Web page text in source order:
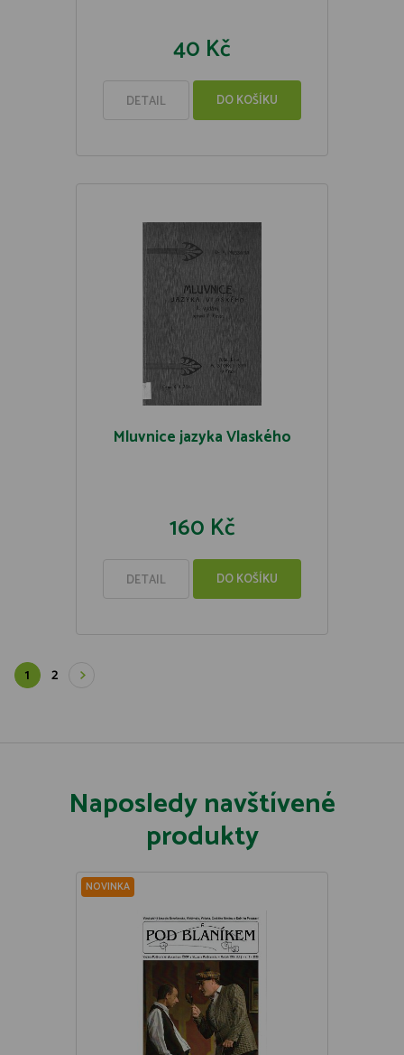
40 Kč
DETAIL DO KOŠÍKU
Mluvnice jazyka Vlaského
160 Kč
DETAIL DO KOŠÍKU
1 2
Naposledy navštívené
produkty
NOVINKA